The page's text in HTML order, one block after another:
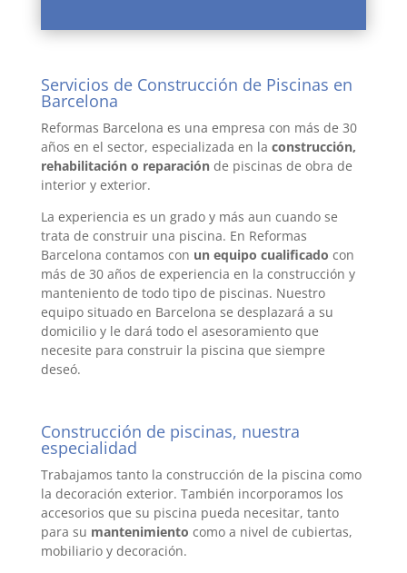
Servicios de Construcción de Piscinas en
Barcelona
Reformas Barcelona es una empresa con más de 30
años en el sector, especializada en la construcción,
rehabilitación o reparaciónde piscinas de obra de
interior y exterior.
La experiencia es un grado y más aun cuando se
trata de construir una piscina. En Reformas
Barcelona contamos con un equipo cualificado con
más de 30 años de experiencia en la construcción y
manteniento de todo tipo de piscinas. Nuestro
equipo situado en Barcelona se desplazará a su
domicilio y le dará todo el asesoramiento que
necesite para construir la piscina que siempre
deseó.
Construcción de piscinas, nuestra
especialidad
Trabajamos tanto la construcción de la piscina como
la decoración exterior. También incorporamos los
accesorios que su piscina pueda necesitar, tanto
para su mantenimiento como a nivel de cubiertas,
mobiliario y decoración.